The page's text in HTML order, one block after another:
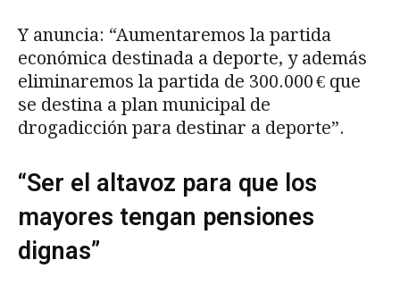
Y anuncia: “Aumentaremos la partida
económica destinada a deporte, y además
eliminaremos la partida de 300.000 € que
se destina a plan municipal de
drogadicción para destinar a deporte”.
“Ser el altavoz para que los
mayores tengan pensiones
dignas”